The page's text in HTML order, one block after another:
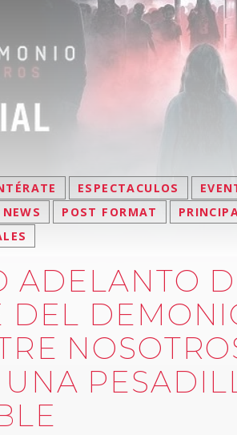
ESPECTACULOS
NEWS POST FORMAT
ADELANTO
DEL